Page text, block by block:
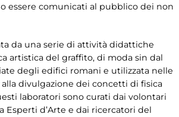
essere comunicati al pubblico dei non
da una serie di attività didattiche
artistica del graffito, di moda sin dal
degli edifici romani e utilizzata nelle
divulgazione dei concetti di fisica
laboratori sono curati dai volontari
Esperti d’Arte e dai ricercatori del